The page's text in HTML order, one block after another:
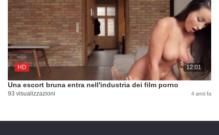
HD 12:01
Una escort bruna entra nell'industria dei film porno
93 visualizzazioni 4 anni fa